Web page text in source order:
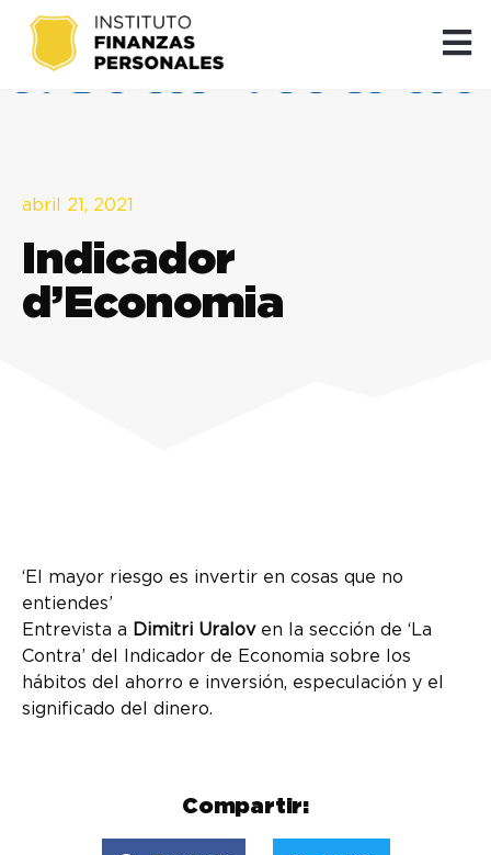
abril 21, 2021
Indicador
d’Economia
‘El mayor riesgo es invertir en cosas que no
entiendes’
Entrevista a Dimitri Uraloven la sección de ‘La
Contra’ del Indicador de Economia sobre los
hábitos del ahorro e inversión, especulación y el
significado del dinero.
Compartir: